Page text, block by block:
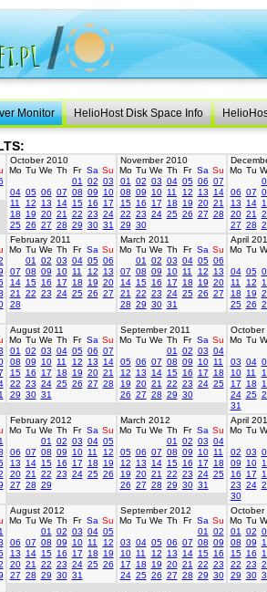
Monitor HelioHost Disk Space Info
October 2010
Mo Tu We Th Fr Sa Su
01
02 03
04 05 06 07 08 09
10
11
12 13 14 15 16
17
18
19 20 21 22 23 24
25 26 27 28 29 30 31
November 2010
Mo Tu We Th Fr Sa Su
01
02 03 04 05 06 07
08 09 10 11 12 13
14
15 16 17 18 19 20 21
22 23 24 25 26 27 28
29 30
Mo Tu
06 07
13
14
20 21
27 28
February 2011
Mo Tu We Th Fr Sa Su
01
02 03 04 05 06
07 08 09 10 11 12
13
14 15 16 17 18 19 20
21
22 23 24 25 26 27
28
March 2011
Mo Tu We Th Fr Sa Su
01
02 03 04 05 06
07 08 09 10 11 12
13
14 15 16 17 18 19 20
21
22 23 24 25 26 27
28 29 30 31
April
Mo Tu
04 05
11
12
18
19
25 26
August 2011
Mo Tu We Th Fr Sa Su
01
02 03 04 05 06 07
08 09 10 11 12 13
14
15 16 17 18 19 20 21
22 23 24 25 26 27 28
29 30 31
September 2011
Mo Tu We Th Fr Sa Su
01
02 03 04
05 06 07 08 09 10 11
12
13 14 15 16 17
18
19 20 21 22 23 24 25
26 27 28 29 30
October
Mo Tu
03 04
10 11
17
18
24 25
31
February 2012
Mo Tu We Th Fr Sa Su
01
02 03 04 05
06 07 08 09 10 11
12
13
14 15 16 17 18
19
20 21 22 23 24 25 26
27 28 29
March 2012
Mo Tu We Th Fr Sa Su
01
02 03 04
05 06 07 08 09 10 11
12
13 14 15 16 17
18
19 20 21 22 23 24 25
26 27 28 29 30 31
April
Mo Tu
02 03
09
10
16
17
23 24
30
August 2012
Mo Tu We Th Fr Sa Su
01
02 03 04 05
06 07 08 09 10 11
12
13
14 15 16 17 18
19
20 21 22 23 24 25 26
27 28 29 30 31
September 2012
Mo Tu We Th Fr Sa Su
01
02
03 04 05 06 07 08 09
10 11 12 13 14 15 16
17
18 19 20 21 22 23
24 25 26 27 28 29 30
October
Mo Tu
01
02
08 09
15 16
22 23
29 30